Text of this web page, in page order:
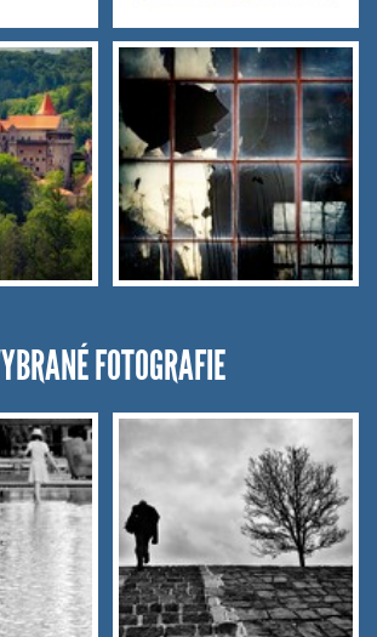
FOTOGRAFIE